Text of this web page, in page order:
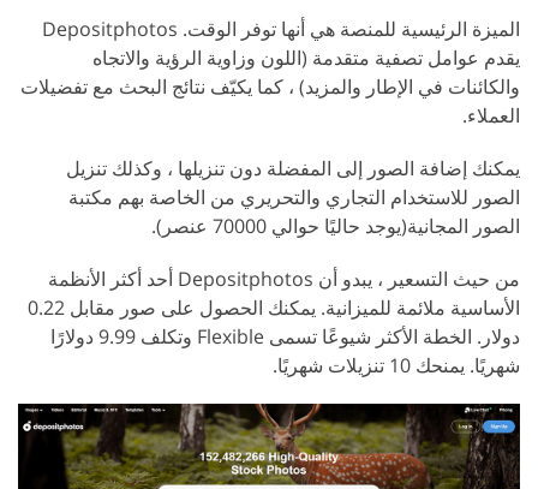
الميزة الرئيسية للمنصة هي أنها توفر الوقت. Depositphotos
يقدم عوامل تصفية متقدمة (اللون وزاوية الرؤية والاتجاه
والكائنات في الإطار والمزيد) ، كما يكيّف نتائج البحث مع تفضيلات
العملاء.
يمكنك إضافة الصور إلى المفضلة دون تنزيلها ، وكذلك تنزيل
الصور للاستخدام التجاري والتحريري من الخاصة بهم مكتبة
الصور المجانية(يوجد حاليًا حوالي 70000 عنصر).
من حيث التسعير ، يبدو أن Depositphotos أحد أكثر الأنظمة
الأساسية ملائمة للميزانية. يمكنك الحصول على صور مقابل 0.22
دولار. الخطة الأكثر شيوعًا تسمى Flexible وتكلف 9.99 دولارًا
شهريًا. يمنحك 10 تنزيلات شهريًا.